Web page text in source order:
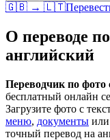
🇬🇧 → 🇱🇹
О переводе
английский
Переводчик по фото
бесплатный онлайн
Загрузите фото с
меню, документы или
точный перевод на